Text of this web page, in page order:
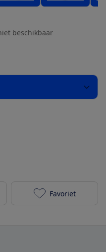
beschikbaar
KitchenAid
Favoriet